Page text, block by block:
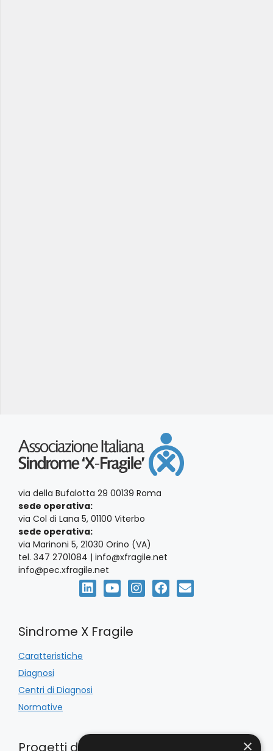
via della Bufalotta 29 00139 Roma
sede operativa:
via Col di Lana 5, 01100 Viterbo
sede operativa:
via Marinoni 5, 21030 Orino (VA)
tel. 347 2701084 | info@xfragile.net
info@pec.xfragile.net
Sindrome X Fragile
Caratteristiche
Diagnosi
Centri di Diagnosi
Normative
Progetti di Inclusione ×